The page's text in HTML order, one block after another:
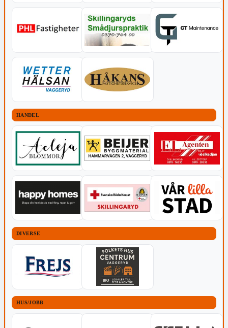
HANDEL
DIVERSE
HUS/JOBB